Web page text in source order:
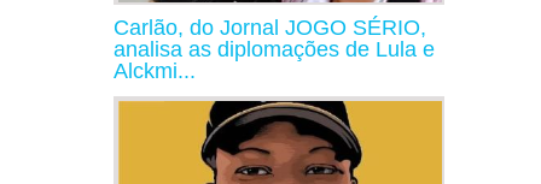
Carlão, do Jornal JOGO SÉRIO,
analisa as diplomações de Lula e
Alckmi...